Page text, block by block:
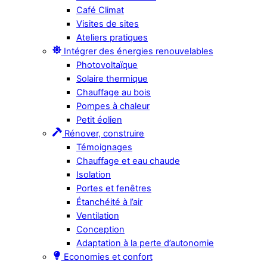
Café Climat
Visites de sites
Ateliers pratiques
Intégrer des énergies renouvelables
Photovoltaïque
Solaire thermique
Chauffage au bois
Pompes à chaleur
Petit éolien
Rénover, construire
Témoignages
Chauffage et eau chaude
Isolation
Portes et fenêtres
Étanchéité à l’air
Ventilation
Conception
Adaptation à la perte d’autonomie
Economies et confort